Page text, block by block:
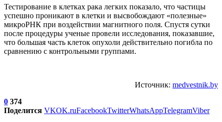
Тестирование в клетках рака легких показало, что частицы
успешно проникают в клетки и высвобождают «полезные»
микроРНК при воздействии магнитного поля. Спустя сутки
после процедуры ученые провели исследования, показавшие,
что большая часть клеток опухоли действительно погибла по
сравнению с контрольными группами.
Источник: medvestnik.by
0 374
Поделится VKOK.ruFacebookTwitterWhatsAppTelegramViber